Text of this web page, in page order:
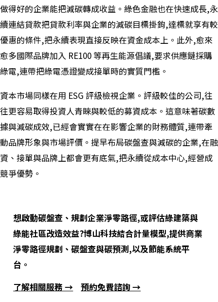
做得好的企業能把減碳轉成收益。綠色金融也在快速成長,永
續連結貸款把貸款利率與企業的減碳目標掛鉤,達標就享有較
優惠的條件,把永續表現直接反映在資金成本上。此外,愈來
愈多國際品牌加入 RE100 等再生能源倡議,要求供應鏈採購
綠電,連帶把綠電憑證變成接單時的實質門檻。
資本市場同樣在用 ESG 評級檢視企業。評級較佳的公司,往
往更容易取得投資人青睞與較低的募資成本。這意味著碳數
據與減碳成效,已經會實實在在影響企業的財務體質,連帶牽
動品牌形象與市場評價。提早布局碳盤查與減碳的企業,在融
資、接單與品牌上都會更有底氣,把永續從成本中心,經營成
競爭優勢。
想啟動碳盤查、規劃企業淨零路徑,或評估綠建築與
綠能社區改造效益?博山科技結合計量模型,提供商業
淨零路徑規劃、碳盤查與碳預測,以及節能系統平
台。
了解相關服務 →
預約免費諮詢 →